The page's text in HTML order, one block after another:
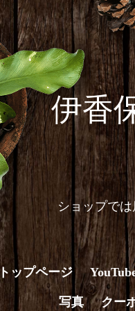
伊香
ショップで
トップページ
写真 クー